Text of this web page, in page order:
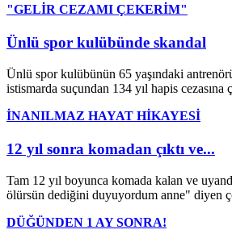
"GELİR CEZAMI ÇEKERİM"
Ünlü spor kulübünde skandal
Ünlü spor kulübünün 65 yaşındaki
istismarda suçundan 134 yıl hapis cezasına
İNANILMAZ HAYAT HİKAYESİ
12 yıl sonra komadan çıktı ve...
Tam 12 yıl boyunca komada kalan ve
ölürsün dediğini duyuyordum anne" diyen
DÜĞÜNDEN 1 AY SONRA!